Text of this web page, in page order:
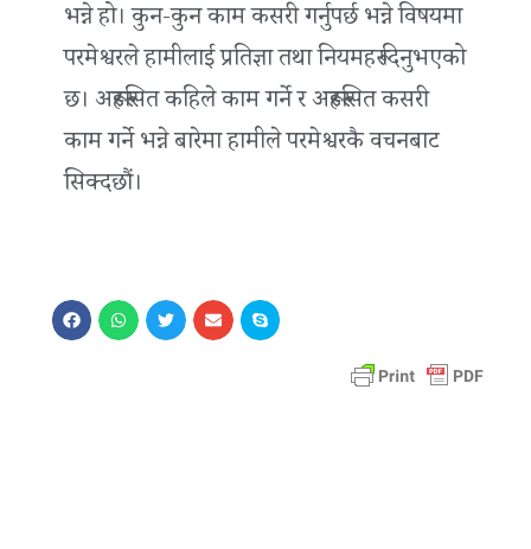
भन्ने हो। कुन-कुन काम कसरी गर्नुपर्छ भन्ने विषयमा
परमेश्वरले हामीलाई प्रतिज्ञा तथा नियमहरू दिनुभएको
छ। अरूहरूसित कहिले काम गर्ने र अरूहरूसित कसरी
काम गर्ने भन्ने बारेमा हामीले परमेश्वरकै वचनबाट
सिक्दछौं।